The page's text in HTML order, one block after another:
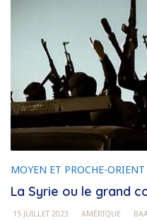
MOYEN ET PROCHE-ORIENT
La Syrie ou le grand
15 JUILLET 2023 AMÉRIQUE